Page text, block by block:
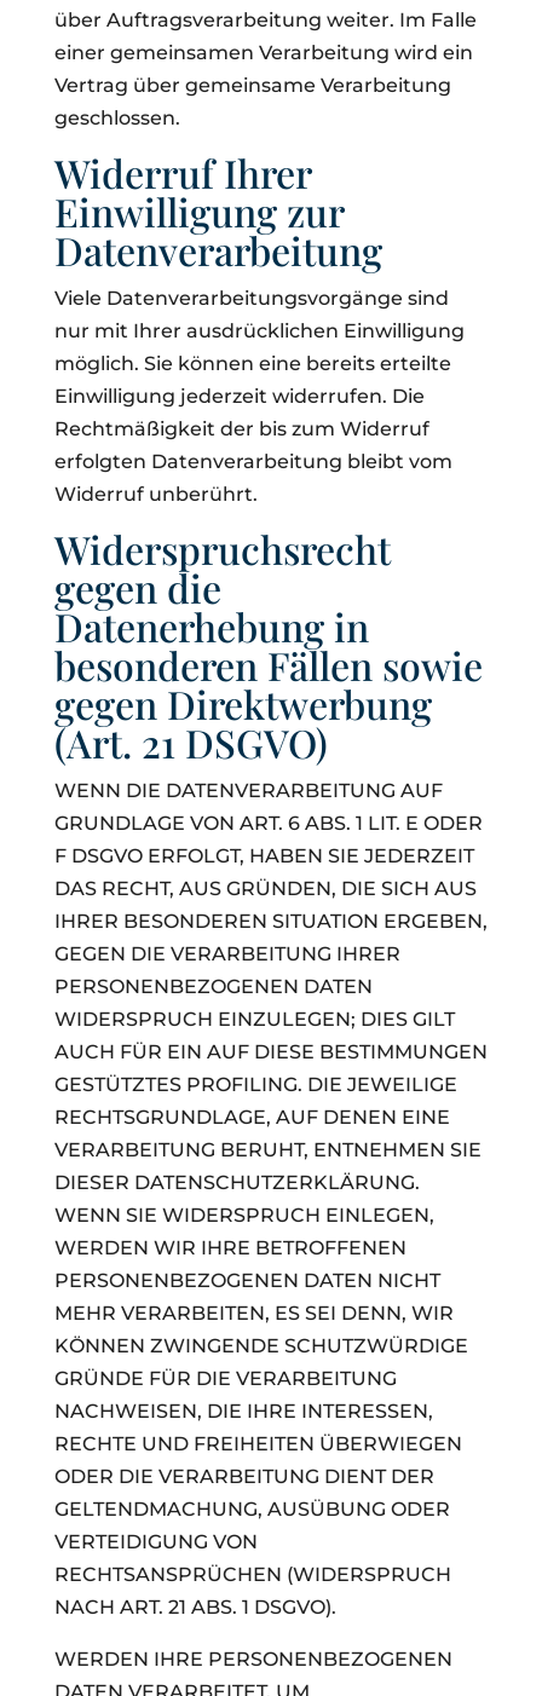
über Auftragsverarbeitung weiter. Im Falle
einer gemeinsamen Verarbeitung wird ein
Vertrag über gemeinsame Verarbeitung
geschlossen.
Widerruf Ihrer
Einwilligung zur
Datenverarbeitung
Viele Datenverarbeitungsvorgänge sind
nur mit Ihrer ausdrücklichen Einwilligung
möglich. Sie können eine bereits erteilte
Einwilligung jederzeit widerrufen. Die
Rechtmäßigkeit der bis zum Widerruf
erfolgten Datenverarbeitung bleibt vom
Widerruf unberührt.
Widerspruchsrecht
gegen die
Datenerhebung in
besonderen Fällen sowie
gegen Direktwerbung
(Art. 21 DSGVO)
WENN DIE DATENVERARBEITUNG AUF
GRUNDLAGE VON ART. 6 ABS. 1 LIT. E ODER
F DSGVO ERFOLGT, HABEN SIE JEDERZEIT
DAS RECHT, AUS GRÜNDEN, DIE SICH AUS
IHRER BESONDEREN SITUATION ERGEBEN,
GEGEN DIE VERARBEITUNG IHRER
PERSONENBEZOGENEN DATEN
WIDERSPRUCH EINZULEGEN; DIES GILT
AUCH FÜR EIN AUF DIESE BESTIMMUNGEN
GESTÜTZTES PROFILING. DIE JEWEILIGE
RECHTSGRUNDLAGE, AUF DENEN EINE
VERARBEITUNG BERUHT, ENTNEHMEN SIE
DIESER DATENSCHUTZERKLÄRUNG.
WENN SIE WIDERSPRUCH EINLEGEN,
WERDEN WIR IHRE BETROFFENEN
PERSONENBEZOGENEN DATEN NICHT
MEHR VERARBEITEN, ES SEI DENN, WIR
KÖNNEN ZWINGENDE SCHUTZWÜRDIGE
GRÜNDE FÜR DIE VERARBEITUNG
NACHWEISEN, DIE IHRE INTERESSEN,
RECHTE UND FREIHEITEN ÜBERWIEGEN
ODER DIE VERARBEITUNG DIENT DER
GELTENDMACHUNG, AUSÜBUNG ODER
VERTEIDIGUNG VON
RECHTSANSPRÜCHEN (WIDERSPRUCH
NACH ART. 21 ABS. 1 DSGVO).
WERDEN IHRE PERSONENBEZOGENEN